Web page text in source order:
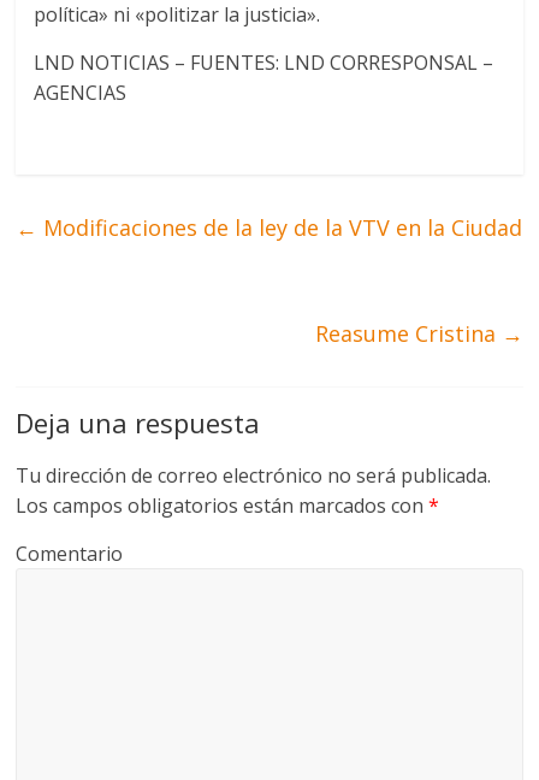
política» ni «politizar la justicia».
LND NOTICIAS – FUENTES: LND CORRESPONSAL –
AGENCIAS
← Modificaciones de la ley de la VTV en la Ciudad
Reasume Cristina →
Deja una respuesta
Tu dirección de correo electrónico no será publicada.
Los campos obligatorios están marcados con*
Comentario